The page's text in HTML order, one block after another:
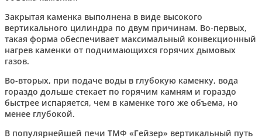
Закрытая каменка выполнена в виде высокого
вертикального цилиндра по двум причинам. Во-первых,
такая форма обеспечивает максимальный конвекционный
нагрев каменки от поднимающихся горячих дымовых
газов.
Во-вторых, при подаче воды в глубокую каменку, вода
гораздо дольше стекает по горячим камням и гораздо
быстрее испаряется, чем в каменке того же объема, но
менее глубокой.
В популярнейшей печи ТМФ «Гейзер» вертикальный путь